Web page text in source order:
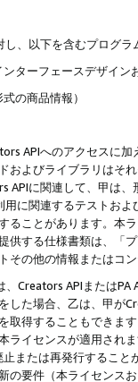
、以下を含むプログ
ターフェースデザイ
の商品情報）
APIへのアクセスに
およびライブラリはそ
APIに関連して、甲は
用に関連するテストお
ることがあります。本
供する仕様書類は、「
その他の情報またはコ
Creators APIまたはPA
した場合、乙は、甲が
取得することもできま
ライセンスが適用され
または再発行するこ
の要件（本ライセン